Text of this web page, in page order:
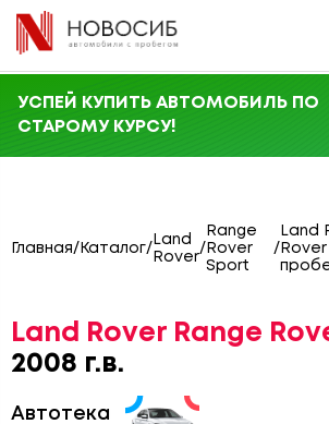
УСПЕЙ КУПИТЬ АВТОМОБИЛЬ ПО
СТАРОМУ КУРСУ!
Главная/ Каталог/
Land
Rover
/
Range
Rover
Sport
/
Land
Land Rover Range
2008 г.в.
Автотека